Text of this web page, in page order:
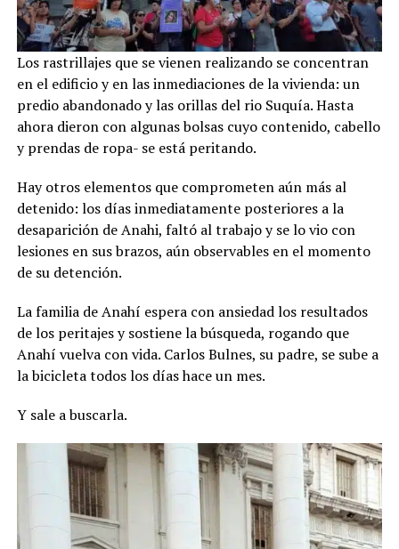
Los rastrillajes que se vienen realizando se concentran
en el edificio y en las inmediaciones de la vivienda: un
predio abandonado y las orillas del rio Suquía. Hasta
ahora dieron con algunas bolsas cuyo contenido, cabello
y prendas de ropa- se está peritando.
Hay otros elementos que comprometen aún más al
detenido: los días inmediatamente posteriores a la
desaparición de Anahi, faltó al trabajo y se lo vio con
lesiones en sus brazos, aún observables en el momento
de su detención.
La familia de Anahí espera con ansiedad los resultados
de los peritajes y sostiene la búsqueda, rogando que
Anahí vuelva con vida. Carlos Bulnes, su padre, se sube a
la bicicleta todos los días hace un mes.
Y sale a buscarla.